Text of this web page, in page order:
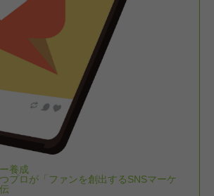
養成
プロが「ファンを創出するSNSマーケ